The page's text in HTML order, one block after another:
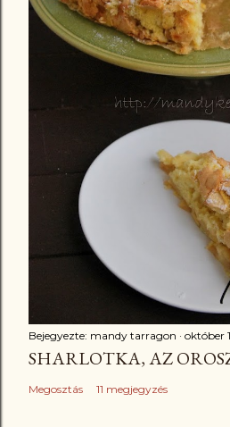
Bejegyezte: mandy tarragon október
SHARLOTKA, AZ
Megosztás 11 megjegyzés